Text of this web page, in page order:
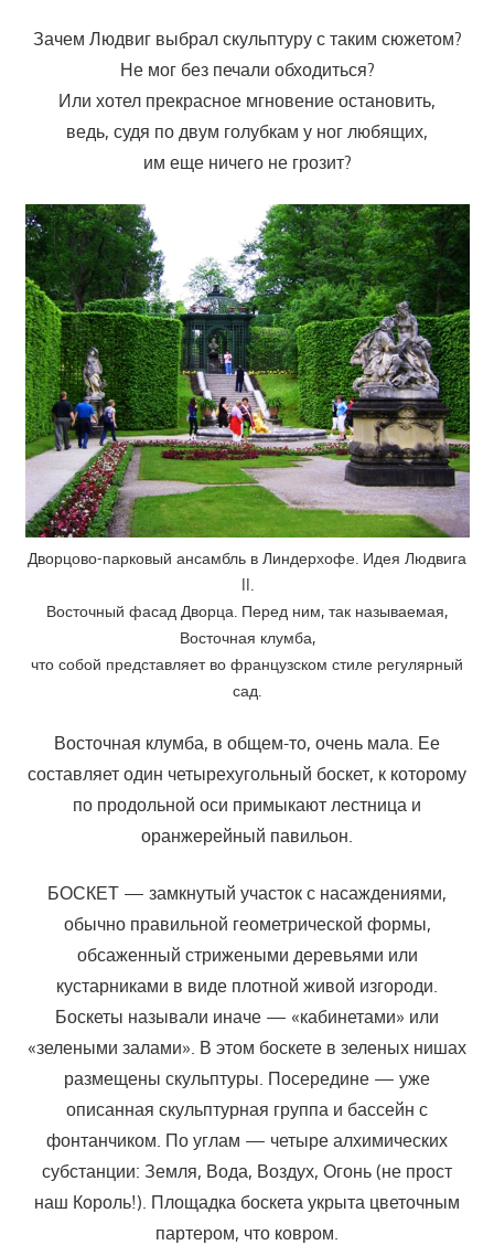
Зачем Людвиг выбрал скульптуру с таким сюжетом?
Не мог без печали обходиться?
Или хотел прекрасное мгновение остановить,
ведь, судя по двум голубкам у ног любящих,
им еще ничего не грозит?
Дворцово-парковый ансамбль в Линдерхофе. Идея Людвига
II.
Восточный фасад Дворца. Перед ним, так называемая,
Восточная клумба,
что собой представляет во французском стиле регулярный
сад.
Восточная клумба, в общем-то, очень мала. Ее
составляет один четырехугольный боскет, к которому
по продольной оси примыкают лестница и
оранжерейный павильон.
БОСКЕТ — замкнутый участок с насаждениями,
обычно правильной геометрической формы,
обсаженный стрижеными деревьями или
кустарниками в виде плотной живой изгороди.
Боскеты называли иначе — «кабинетами» или
«зелеными залами». В этом боскете в зеленых нишах
размещены скульптуры. Посередине — уже
описанная скульптурная группа и бассейн с
фонтанчиком. По углам — четыре алхимических
субстанции: Земля, Вода, Воздух, Огонь (не прост
наш Король!). Площадка боскета укрыта цветочным
партером, что ковром.